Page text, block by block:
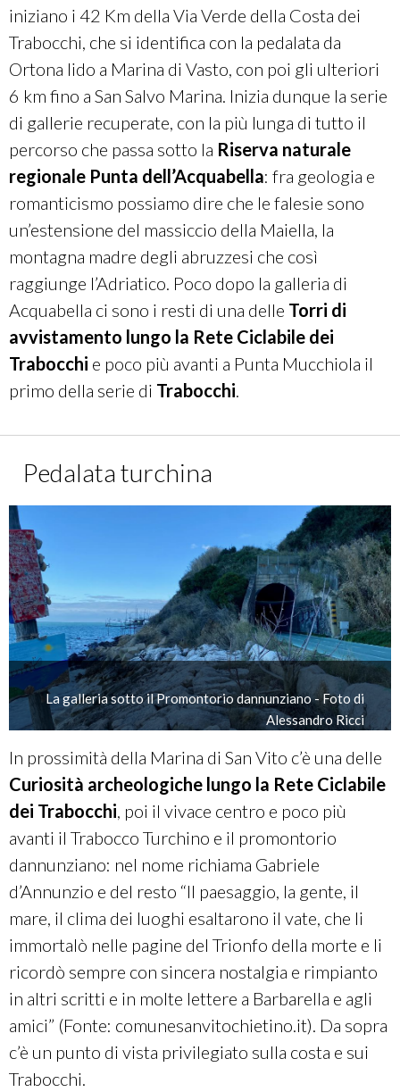
iniziano i 42 Km della Via Verde della Costa dei
Trabocchi, che si identifica con la pedalata da
Ortona lido a Marina di Vasto, con poi gli ulteriori
6 km fino a San Salvo Marina. Inizia dunque la serie
di gallerie recuperate, con la più lunga di tutto il
percorso che passa sotto la Riserva naturale
regionale Punta dell’Acquabella: fra geologia e
romanticismo possiamo dire che le falesie sono
un’estensione del massiccio della Maiella, la
montagna madre degli abruzzesi che così
raggiunge l’Adriatico. Poco dopo la galleria di
Acquabella ci sono i resti di una delle Torri di
avvistamento lungo la Rete Ciclabile dei
Trabocchi e poco più avanti a Punta Mucchiola il
primo della serie di Trabocchi
Pedalata turchina
La galleria sotto il Promontorio dannunziano - Foto di
Alessandro Ricci
In prossimità della Marina di San Vito c’è una delle
Curiosità archeologiche lungo la Rete Ciclabile
dei Trabocchi , poi il vivace centro e poco più
avanti il Trabocco Turchino e il promontorio
dannunziano: nel nome richiama Gabriele
d’Annunzio e del resto “Il paesaggio, la gente, il
mare, il clima dei luoghi esaltarono il vate, che li
immortalò nelle pagine del Trionfo della morte e li
ricordò sempre con sincera nostalgia e rimpianto
in altri scritti e in molte lettere a Barbarella e agli
amici” (Fonte: comunesanvitochietino.it). Da sopra
c’è un punto di vista privilegiato sulla costa e sui
Trabocchi.